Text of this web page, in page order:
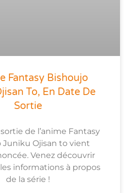
Fantasy Bishoujo
To, En Date De
Sortie
de l’anime Fantasy
Juniku Ojisan to vient
Venez découvrir
informations à propos
de la série !